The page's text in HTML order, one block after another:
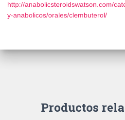
http://anabolicsteroidswatson.com/
y-anabolicos/orales/clembuterol/
Productos